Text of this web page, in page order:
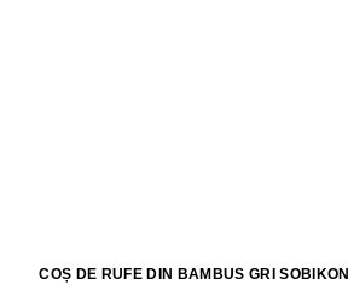
COȘ DE RUFE DIN BAMBUS GRI SOBIKON